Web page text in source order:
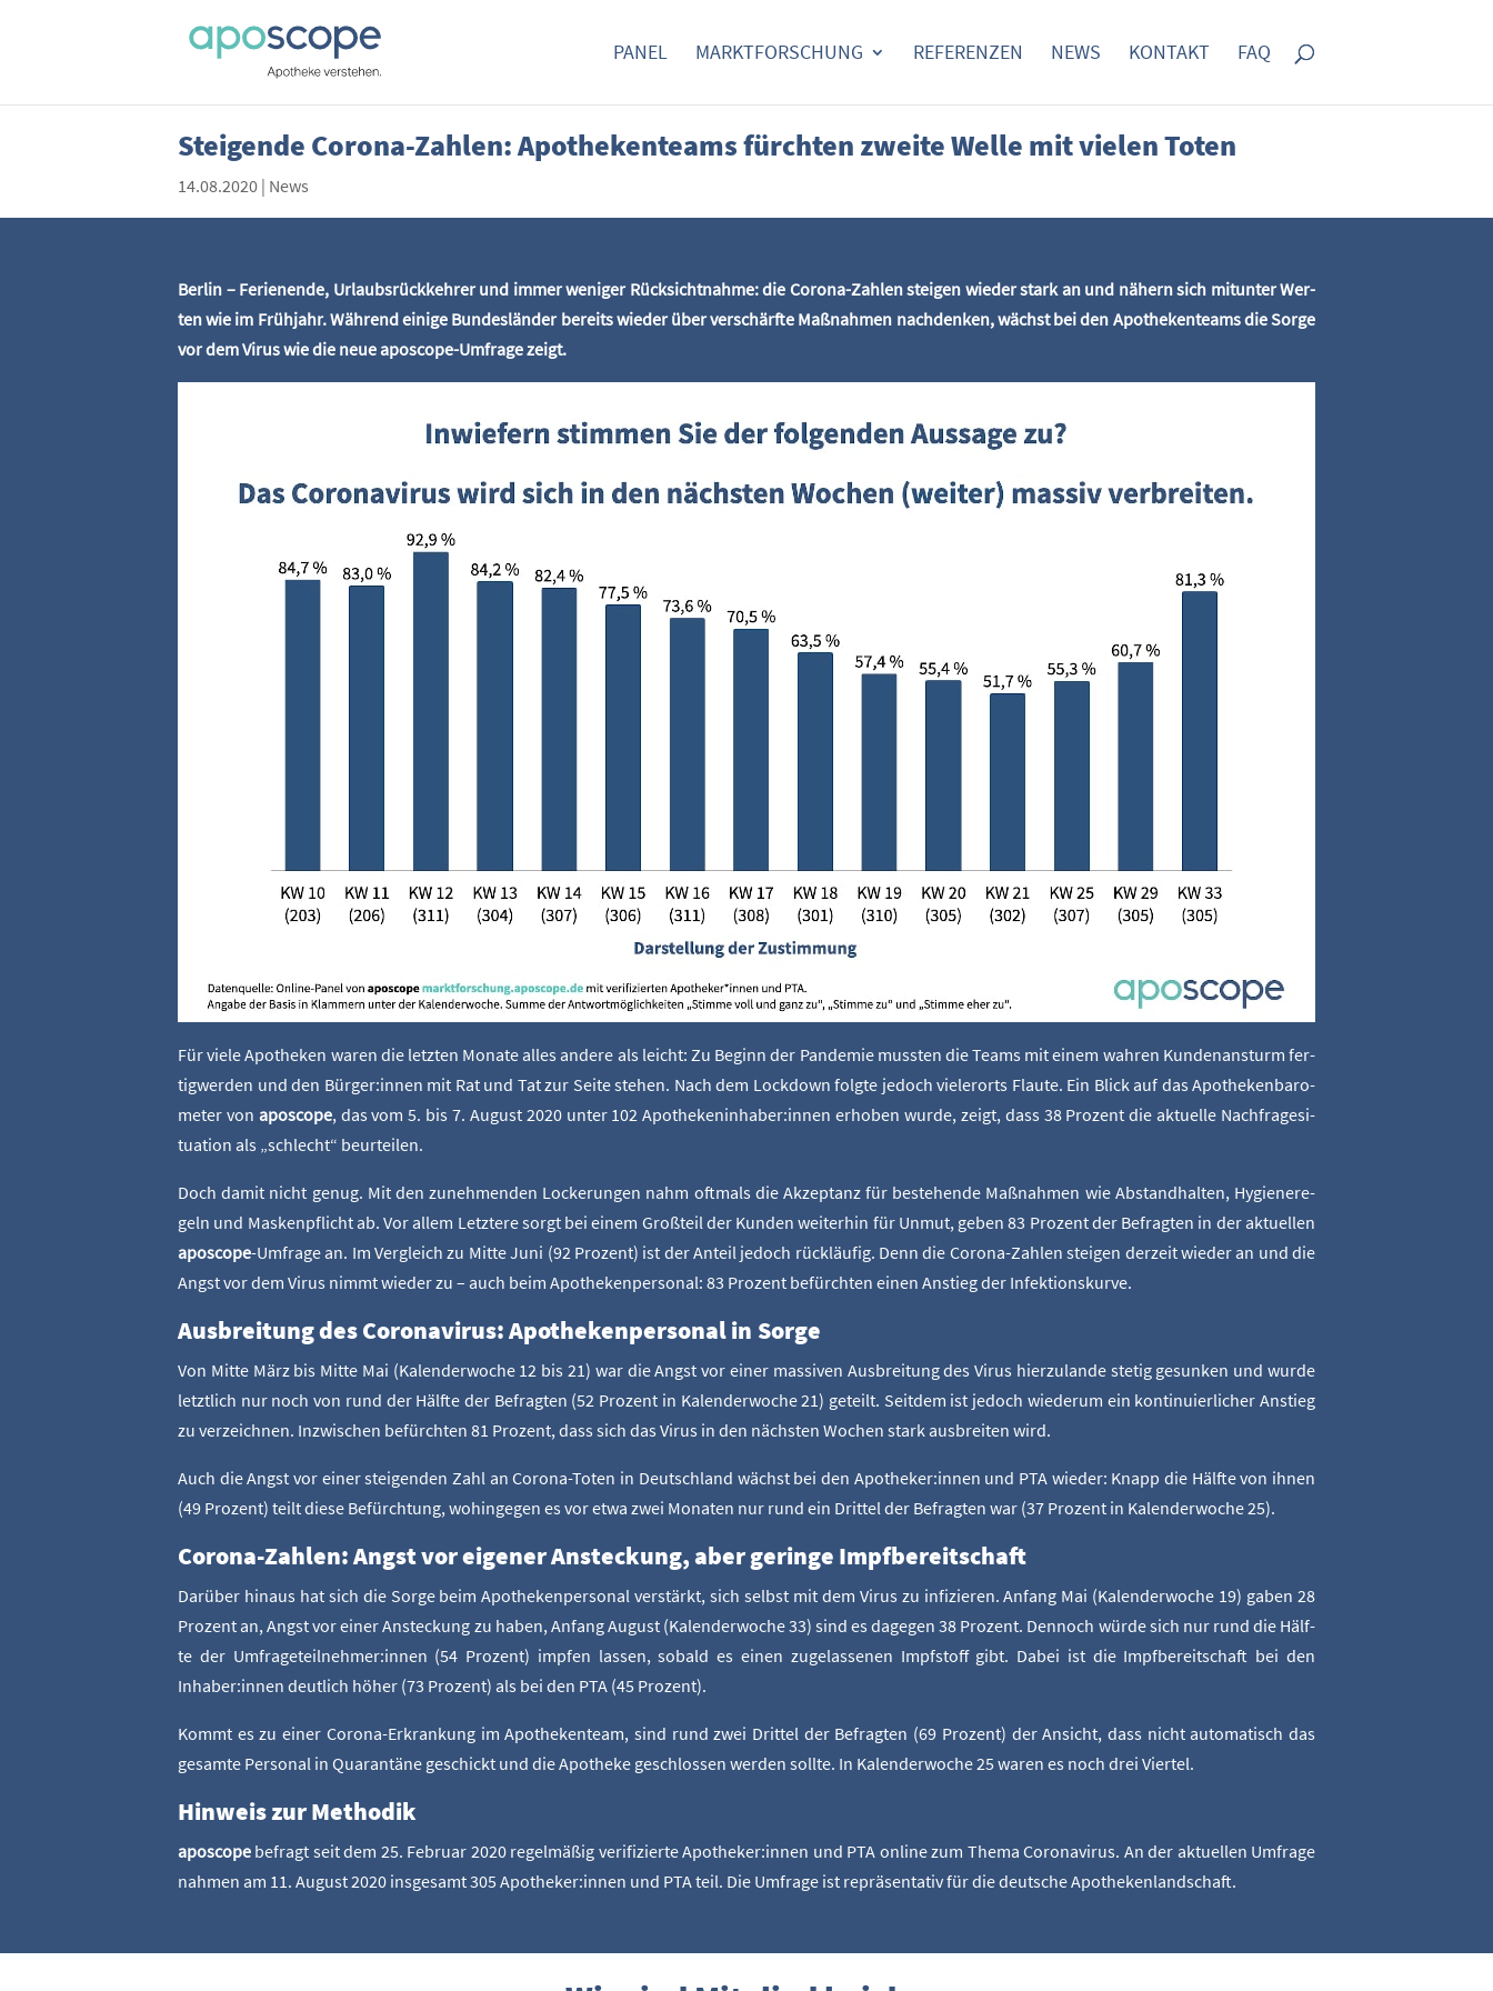
PANEL MARKT­FOR­SCHUNG REFE­REN­ZEN NEWS KON­TAKT FAQ
Stei­gen­de Coro­na-Zah­len: Apo­the­ken­teams fürch­ten zwei­te Wel­le mit vie­len Toten
14.08.2020 | News
Ber­lin – Feri­en­en­de, Urlaubs­rück­keh­rer und immer weni­ger Rück­sicht­nah­me: die Coro­na-Zah­len stei­gen wie­der stark an und nähern sich mit­un­ter Wer­
ten wie im Früh­jahr. Wäh­rend eini­ge Bun­des­län­der bereits wie­der über ver­schärf­te Maß­nah­men nach­den­ken, wächst bei den Apo­the­ken­teams die Sor­ge
vor dem Virus wie die neue apo­scope-Umfra­ge zeigt.
Für vie­le Apo­the­ken waren die letz­ten Mona­te alles ande­re als leicht: Zu Beginn der Pan­de­mie muss­ten die Teams mit einem wah­ren Kun­den­an­sturm fer­
tig­wer­den und den Bürger:innen mit Rat und Tat zur Sei­te ste­hen. Nach dem Lock­down folg­te jedoch vie­ler­orts Flau­te. Ein Blick auf das Apo­the­ken­ba­ro­
me­ter von apo­scope, das vom 5. bis 7. August 2020 unter 102 Apothekeninhaber:innen erho­ben wur­de, zeigt, dass 38 Pro­zent die aktu­el­le Nach­fra­ge­si­
tua­ti­on als „schlecht“ beurteilen.
Doch damit nicht genug. Mit den zuneh­men­den Locke­run­gen nahm oft­mals die Akzep­tanz für bestehen­de Maß­nah­men wie Abstand­hal­ten, Hygie­ne­re­
geln und Mas­ken­pflicht ab. Vor allem Letz­te­re sorgt bei einem Groß­teil der Kun­den wei­ter­hin für Unmut, geben 83 Pro­zent der Befrag­ten in der aktu­el­len
apo­scope-Umfra­ge an. Im Ver­gleich zu Mit­te Juni (92 Pro­zent) ist der Anteil jedoch rück­läu­fig. Denn die Coro­na-Zah­len stei­gen der­zeit wie­der an und die
Angst vor dem Virus nimmt wie­der zu – auch beim Apo­the­ken­per­so­nal: 83 Pro­zent befürch­ten einen Anstieg der Infektionskurve.
Aus­brei­tung des Coro­na­vi­rus: Apo­the­ken­per­so­nal in Sorge
Von Mit­te März bis Mit­te Mai (Kalen­der­wo­che 12 bis 21) war die Angst vor einer mas­si­ven Aus­brei­tung des Virus hier­zu­lan­de ste­tig gesun­ken und wur­de
letzt­lich nur noch von rund der Hälf­te der Befrag­ten (52 Pro­zent in Kalen­der­wo­che 21) geteilt. Seit­dem ist jedoch wie­der­um ein kon­ti­nu­ier­li­cher Anstieg
zu ver­zeich­nen. Inzwi­schen befürch­ten 81 Pro­zent, dass sich das Virus in den nächs­ten Wochen stark aus­brei­ten wird.
Auch die Angst vor einer stei­gen­den Zahl an Coro­na-Toten in Deutsch­land wächst bei den Apotheker:innen und PTA wie­der: Knapp die Hälf­te von ihnen
(49 Pro­zent) teilt die­se Befürch­tung, wohin­ge­gen es vor etwa zwei Mona­ten nur rund ein Drit­tel der Befrag­ten war (37 Pro­zent in Kalen­der­wo­che 25).
Coro­na-Zah­len: Angst vor eige­ner Anste­ckung, aber gerin­ge Impfbereitschaft
Dar­über hin­aus hat sich die Sor­ge beim Apo­the­ken­per­so­nal ver­stärkt, sich selbst mit dem Virus zu infi­zie­ren. Anfang Mai (Kalen­der­wo­che 19) gaben 28
Pro­zent an, Angst vor einer Anste­ckung zu haben, Anfang August (Kalen­der­wo­che 33) sind es dage­gen 38 Pro­zent. Den­noch wür­de sich nur rund die Hälf­
te der Umfrageteilnehmer:innen (54 Pro­zent) imp­fen las­sen, sobald es einen zuge­las­se­nen Impf­stoff gibt. Dabei ist die Impf­be­reit­schaft bei den
Inhaber:innen deut­lich höher (73 Pro­zent) als bei den PTA (45 Prozent).
Kommt es zu einer Coro­na-Erkran­kung im Apo­the­ken­team, sind rund zwei Drit­tel der Befrag­ten (69 Pro­zent) der Ansicht, dass nicht auto­ma­tisch das
gesam­te Per­so­nal in Qua­ran­tä­ne geschickt und die Apo­the­ke geschlos­sen wer­den soll­te. In Kalen­der­wo­che 25 waren es noch drei Viertel.
Hin­weis zur Methodik
apo­scope befragt seit dem 25. Febru­ar 2020 regel­mä­ßig veri­fi­zier­te Apotheker:innen und PTA online zum The­ma Coro­na­vi­rus. An der aktu­el­len Umfra­ge
nah­men am 11. August 2020 ins­ge­samt 305 Apotheker:innen und PTA teil. Die Umfra­ge ist reprä­sen­ta­tiv für die deut­sche Apothekenlandschaft.